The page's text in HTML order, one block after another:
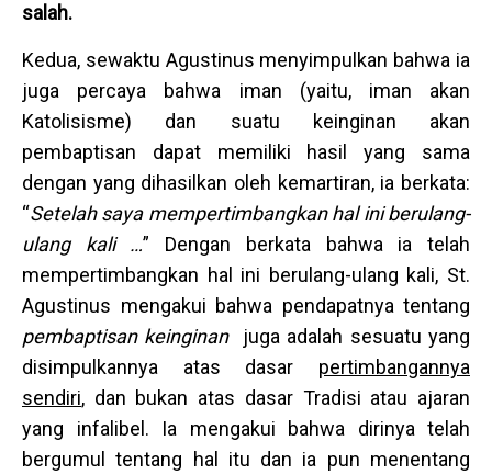
salah.
Kedua, sewaktu Agustinus menyimpulkan bahwa ia
juga percaya bahwa iman (yaitu, iman akan
Katolisisme) dan suatu keinginan akan
pembaptisan dapat memiliki hasil yang sama
dengan yang dihasilkan oleh kemartiran, ia berkata:
“Setelahsaya mempertimbangkan hal ini berulang-
ulang kali …” Dengan berkata bahwa ia telah
mempertimbangkan hal ini berulang-ulang kali, St.
Agustinus mengakui bahwa pendapatnya tentang
pembaptisan keinginan
juga adalah sesuatu yang
disimpulkannya atas dasar pertimbangannya
sendiri, dan bukan atas dasar Tradisi atau ajaran
yang infalibel. Ia mengakui bahwa dirinya telah
bergumul tentang hal itu dan ia pun menentang